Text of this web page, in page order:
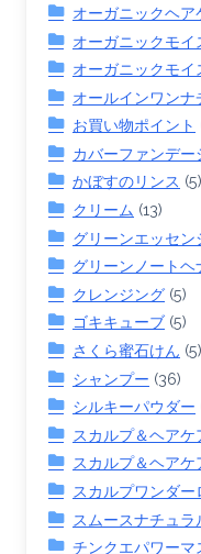
オーガニックヘア
オーガニックモイ
オーガニックモイ
オールインワン
お買い物ポイント
カバーファンデ
かぼすのリンス (5)
クリーム (13)
グリーンエッセン
グリーンノートヘ
クレンジング (5)
ゴキキューブ (5)
さくら蜜石けん (5)
シャンプー (36)
シルキーパウダー
スカルプ＆ヘア
スカルプ＆ヘアケ
スカルプワンダー
スムースナチュ
チンクエパワーマ